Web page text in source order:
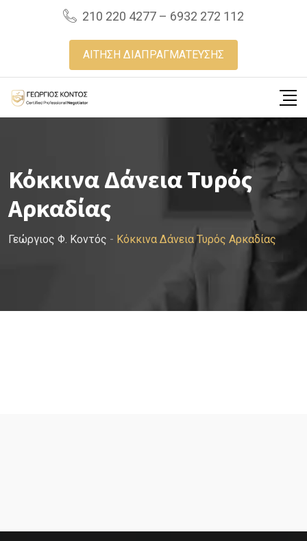
210 220 4277 – 6932 272 112
ΑΙΤΗΣΗ ΔΙΑΠΡΑΓΜΑΤΕΥΣΗΣ
Κόκκινα Δάνεια Τυρός
Αρκαδίας
Γεώργιος Φ. Κοντός - Κόκκινα Δάνεια Τυρός Αρκαδίας